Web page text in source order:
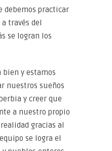
debemos practicar
través del
se logran los
bien y estamos
nuestros sueños
y creer que
a nuestro propio
gracias al
se logra el